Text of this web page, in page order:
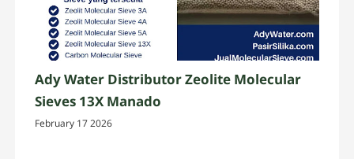
Ady Water Distributor Zeolite Molecular
Sieves 13X Manado
February 17 2026